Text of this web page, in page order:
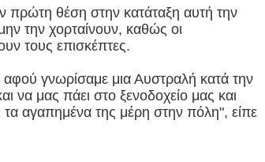
πρώτη θέση στην κατάταξη αυτή την
την χορταίνουν, καθώς οι
τους επισκέπτες.
γνωρίσαμε μια Αυστραλή κατά την
να μας πάει στο ξενοδοχείο μας και
τα αγαπημένα της μέρη στην πόλη", είπε